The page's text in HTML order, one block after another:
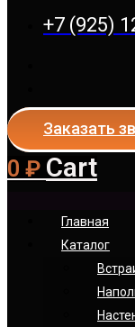
+7 (925)
Заказать
0 ₽ Cart
Главная
Каталог